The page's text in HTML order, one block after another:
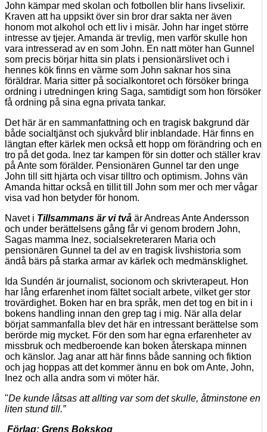
John kämpar med skolan och fotbollen blir hans livselixir.
Kraven att ha uppsikt över sin bror drar sakta ner även
honom mot alkohol och ett liv i misär. John har inget större
intresse av tjejer. Amanda är trevlig, men varför skulle hon
vara intresserad av en som John. En natt möter han Gunnel
som precis börjar hitta sin plats i pensionärslivet och i
hennes kök finns en värme som John saknar hos sina
föräldrar. Maria sitter på socialkontoret och försöker bringa
ordning i utredningen kring Saga, samtidigt som hon försöker
få ordning på sina egna privata tankar.
Det här är en sammanfattning och en tragisk bakgrund där
både socialtjänst och sjukvård blir inblandade. Här finns en
längtan efter kärlek men också ett hopp om förändring och en
tro på det goda. Inez tar kampen för sin dotter och ställer krav
på Ante som förälder. Pensionären Gunnel tar den unge
John till sitt hjärta och visar tilltro och optimism. Johns vän
Amanda hittar också en tillit till John som mer och mer vågar
visa vad hon betyder för honom.
Navet i Tillsammans är vi två är Andreas Ante Andersson
och under berättelsens gång får vi genom brodern John,
Sagas mamma Inez, socialsekreteraren Maria och
pensionären Gunnel ta del av en tragisk livshistoria som
ändå bärs på starka armar av kärlek och medmänsklighet.
Ida Sundén är journalist, socionom och skrivterapeut. Hon
har lång erfarenhet inom fältet socialt arbete, vilket ger stor
trovärdighet. Boken har en bra språk, men det tog en bit in i
bokens handling innan den grep tag i mig. När alla delar
börjat sammanfalla blev det här en intressant berättelse som
berörde mig mycket. För den som har egna erfarenheter av
missbruk och medberoende kan boken återskapa minnen
och känslor. Jag anar att här finns både sanning och fiktion
och jag hoppas att det kommer ännu en bok om Ante, John,
Inez och alla andra som vi möter här.
"De kunde låtsas att allting var som det skulle, åtminstone en
liten stund till.”
Förlag: Grens Bokskog